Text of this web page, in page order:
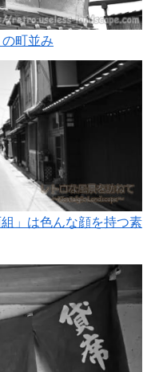
町並み
」は色んな顔を持つ素